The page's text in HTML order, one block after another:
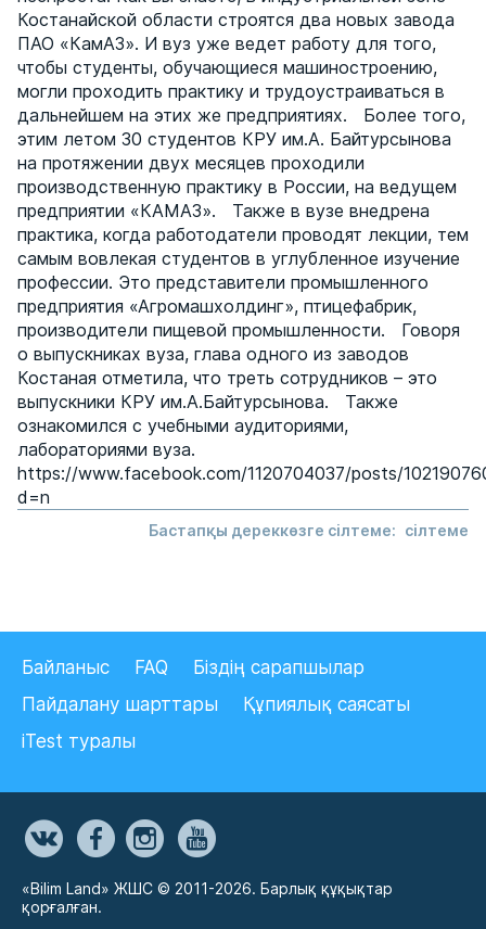
Костанайской области строятся два новых завода
ПАО «КамАЗ». И вуз уже ведет работу для того,
чтобы студенты, обучающиеся машиностроению,
могли проходить практику и трудоустраиваться в
дальнейшем на этих же предприятиях. Более того,
этим летом 30 студентов КРУ им.А. Байтурсынова
на протяжении двух месяцев проходили
производственную практику в России, на ведущем
предприятии «КАМАЗ». Также в вузе внедрена
практика, когда работодатели проводят лекции, тем
самым вовлекая студентов в углубленное изучение
профессии. Это представители промышленного
предприятия «Агромашхолдинг», птицефабрик,
производители пищевой промышленности. Говоря
о выпускниках вуза, глава одного из заводов
Костаная отметила, что треть сотрудников – это
выпускники КРУ им.А.Байтурсынова. Также
ознакомился с учебными аудиториями,
лабораториями вуза.
https://www.facebook.com/1120704037/posts/
d=n
Бастапқы дереккөзге сілтеме: сілтеме
Байланыс FAQ
Біздің сарапшылар
Пайдалану шарттары
Құпиялық саясаты
iTest туралы
«Bilim Land» ЖШС © 2011-2026. Барлық құқықтар
қорғалған.